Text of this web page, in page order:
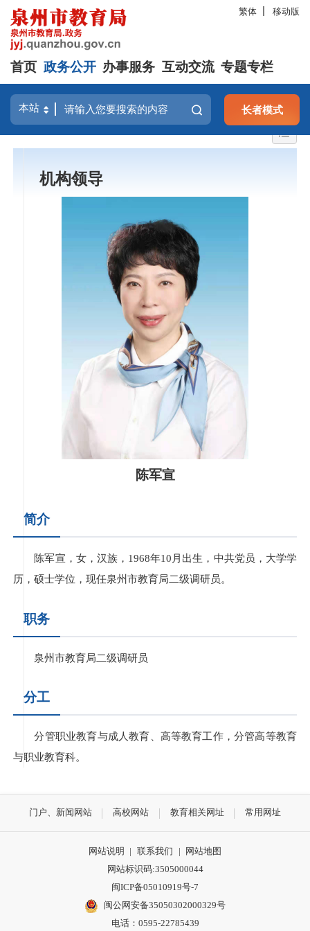
繁体 移动版
首页 政务公开 办事服务 互动交流 专题专栏
长者模式
机构领导
陈军宣
简介
陈军宣，女，汉族，1968年10月出生，中共党员，大学学
历，硕士学位，现任泉州市教育局二级调研员。
职务
泉州市教育局二级调研员
分工
分管职业教育与成人教育、高等教育工作，分管高等教育
与职业教育科。
门户、新闻网站 高校网站 教育相关网址 常用网址
网站说明 | 联系我们 | 网站地图
网站标识码:3505000044
闽ICP备05010919号-7
闽公网安备35050302000329号
电话：0595-22785439